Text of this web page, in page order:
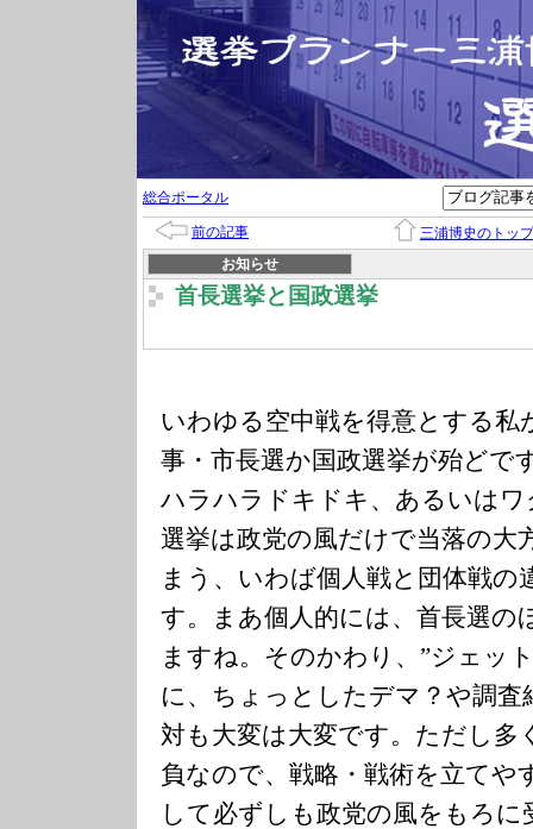
総合ポータル
前の記事
三浦博史のトップ
お知らせ
首長選挙と国政選挙
いわゆる空中戦を得意とする私
事・市長選か国政選挙が殆どで
ハラハラドキドキ、あるいは
選挙は政党の風だけで当落の大
まう、いわば個人戦と団体戦
す。まあ個人的には、首長選の
ますね。そのかわり、”ジェッ
に、ちょっとしたデマ？や調査
対も大変は大変です。ただし多
負なので、戦略・戦術を立てや
して必ずしも政党の風をもろ